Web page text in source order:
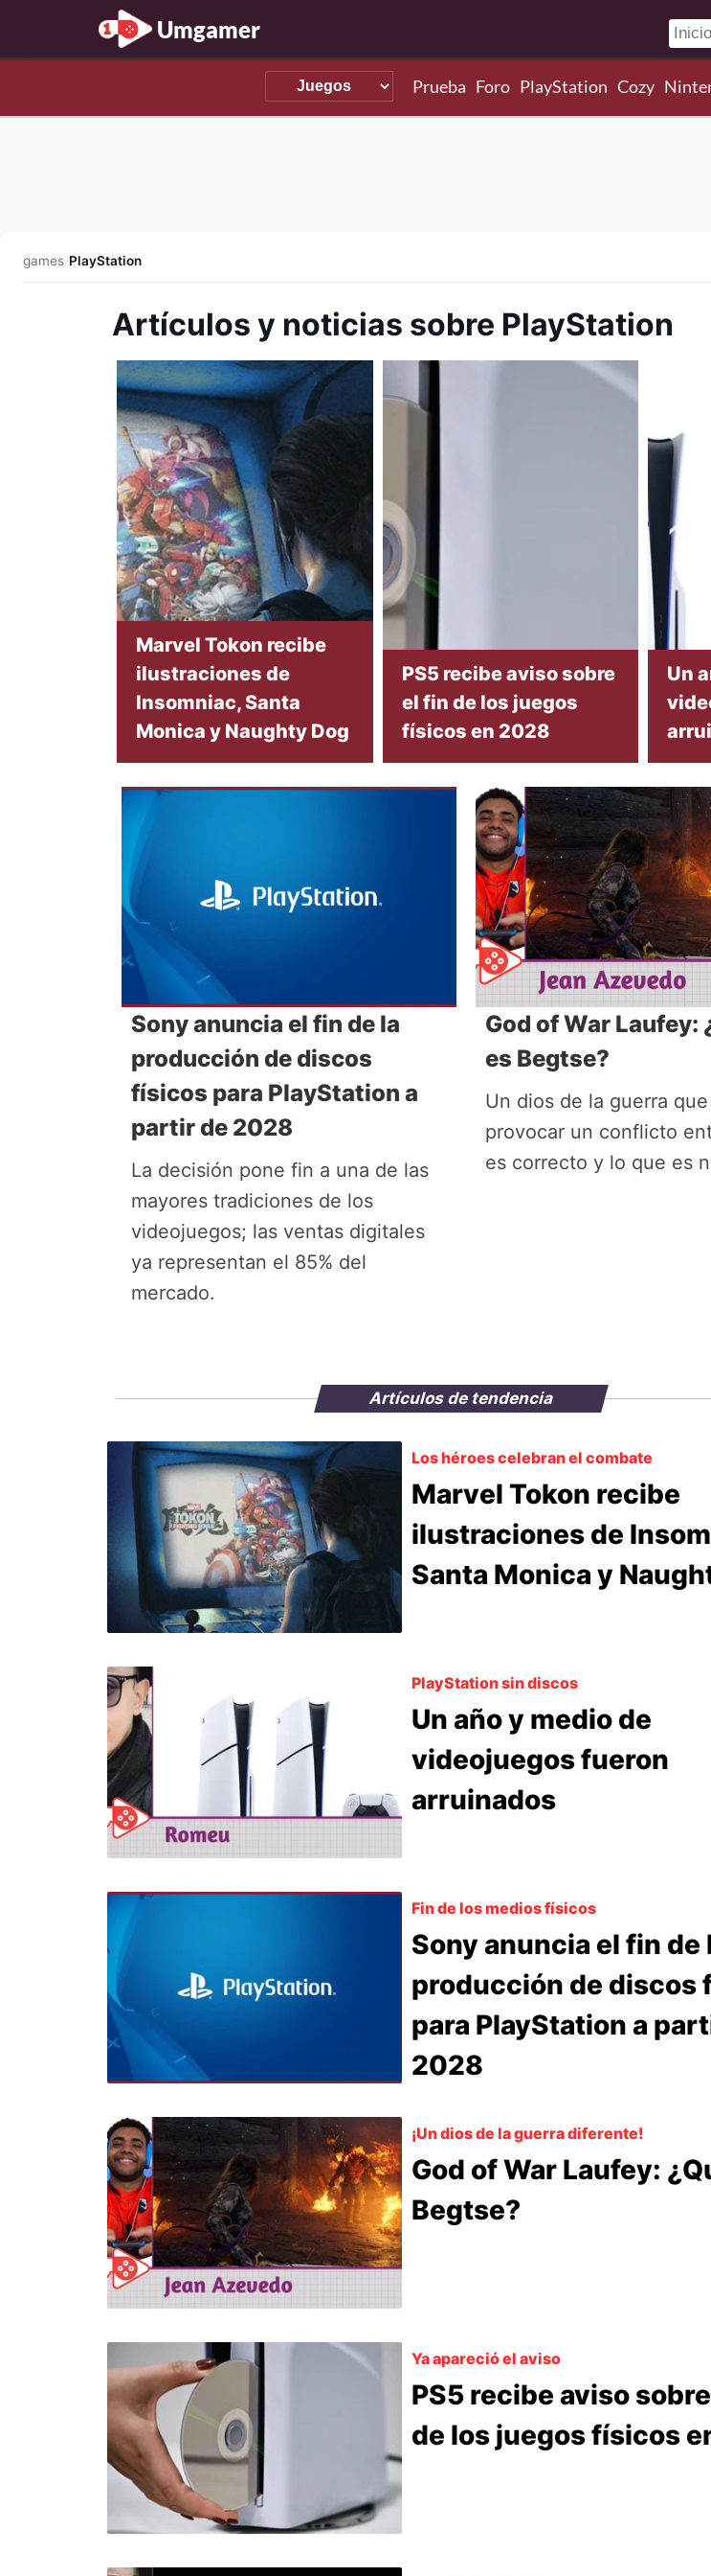
Umgamer
Prueba Foro PlayStation Cozy
games/PlayStation
Artículos y noticias sobre PlayStation
Marvel Tokon recibe
ilustraciones de
Insomniac, Santa
Monica y Naughty Dog
PS5 recibe aviso sobre
el fin de los juegos
físicos en 2028
Un
Sony anuncia el fin de la
producción de discos
físicos para PlayStation a
partir de 2028
La decisión pone fin a una de las
mayores tradiciones de los
videojuegos; las ventas digitales
ya representan el 85% del
mercado.
God of War Laufey:
es Begtse?
Un dios de la guerra
provocar un conflicto
es correcto y lo que es
Artículos de tendencia
Los héroes celebran el combate
Marvel Tokon recibe
ilustraciones de
Santa Monica y
PlayStation sin discos
Un año y medio de
videojuegos fueron
arruinados
Fin de los medios físicos
Sony anuncia el fin de
producción de discos
para PlayStation a
2028
¡Un dios de la guerra diferente!
God of War Laufey:
Begtse?
Ya apareció el aviso
PS5 recibe aviso
de los juegos físicos